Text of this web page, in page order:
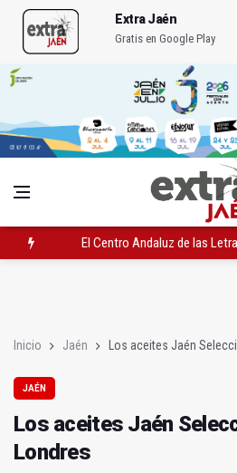
Extra Jaén
Gratis en Google Play
El Centro Andaluz de las
Inicio Jaén Los aceites Jaén
JAÉN
Los aceites Jaén
Londres